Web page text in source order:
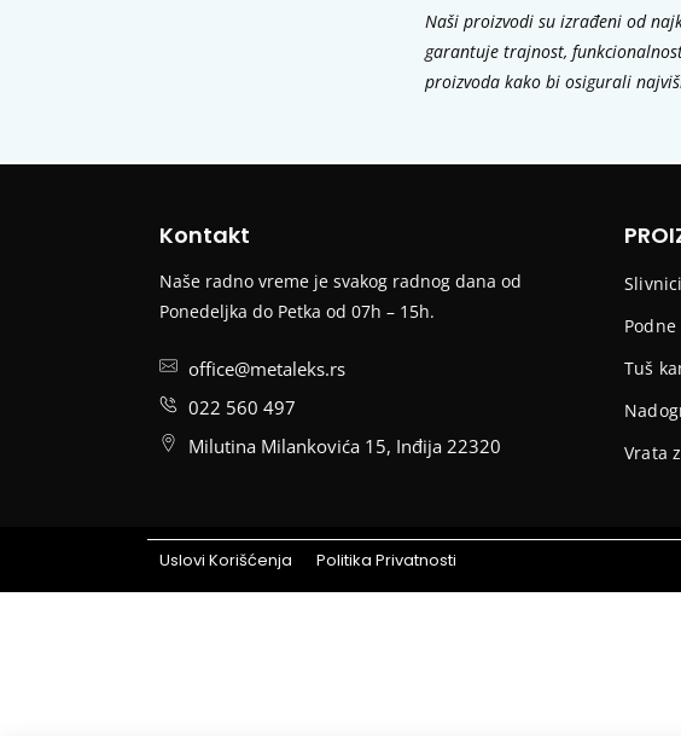
Naši proizvodi su izrađeni od
garantuje trajnost,
proizvoda kako bi osigurali
Kontakt
Naše radno vreme je svakog radnog dana od
Ponedeljka do Petka od 07h – 15h.
office@metaleks.rs
022 560 497
Milutina Milankovića 15, Inđija 22320
Slivnici
Tuš
Vrata
Uslovi Korišćenja Politika Privatnosti